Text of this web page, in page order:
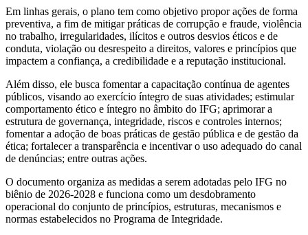
Em linhas gerais, o plano tem como objetivo propor ações de forma
preventiva, a fim de mitigar práticas de corrupção e fraude, violência
no trabalho, irregularidades, ilícitos e outros desvios éticos e de
conduta, violação ou desrespeito a direitos, valores e princípios que
impactem a confiança, a credibilidade e a reputação institucional.
Além disso, ele busca fomentar a capacitação contínua de agentes
públicos, visando ao exercício íntegro de suas atividades; estimular
comportamento ético e íntegro no âmbito do IFG; aprimorar a
estrutura de governança, integridade, riscos e controles internos;
fomentar a adoção de boas práticas de gestão pública e de gestão da
ética; fortalecer a transparência e incentivar o uso adequado do canal
de denúncias; entre outras ações.
O documento organiza as medidas a serem adotadas pelo IFG no
biênio de 2026-2028 e funciona como um desdobramento
operacional do conjunto de princípios, estruturas, mecanismos e
normas estabelecidos no Programa de Integridade.